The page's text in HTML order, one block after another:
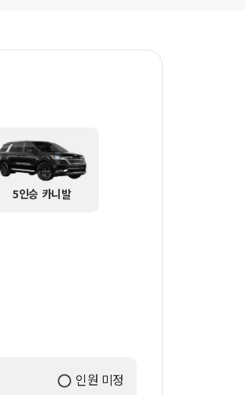
5인승 카니발
인원 미정